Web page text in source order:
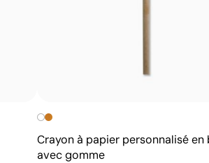
Crayon à papier personnalisé en
avec gomme